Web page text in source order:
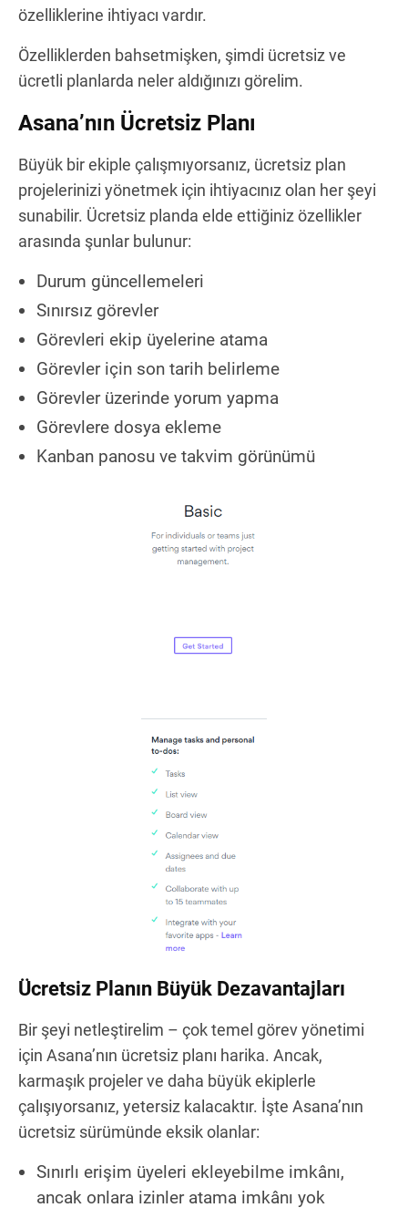
özelliklerine ihtiyacı vardır.
Özelliklerden bahsetmişken, şimdi ücretsiz ve
ücretli planlarda neler aldığınızı görelim.
Asana’nın Ücretsiz Planı
Büyük bir ekiple çalışmıyorsanız, ücretsiz plan
projelerinizi yönetmek için ihtiyacınız olan her şeyi
sunabilir. Ücretsiz planda elde ettiğiniz özellikler
arasında şunlar bulunur:
Durum güncellemeleri
Sınırsız görevler
Görevleri ekip üyelerine atama
Görevler için son tarih belirleme
Görevler üzerinde yorum yapma
Görevlere dosya ekleme
Kanban panosu ve takvim görünümü
Ücretsiz Planın Büyük Dezavantajları
Bir şeyi netleştirelim – çok temel görev yönetimi
için Asana’nın ücretsiz planı harika. Ancak,
karmaşık projeler ve daha büyük ekiplerle
çalışıyorsanız, yetersiz kalacaktır. İşte Asana’nın
ücretsiz sürümünde eksik olanlar:
Sınırlı erişim üyeleri ekleyebilme imkânı,
ancak onlara izinler atama imkânı yok